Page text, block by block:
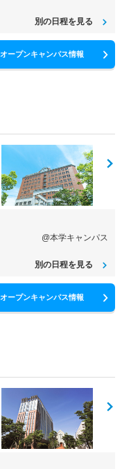
別の日程を見る
オープンキャンパス情報
@本学キャンパス
別の日程を見る
オープンキャンパス情報